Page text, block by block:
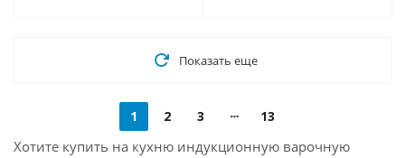
Показать еще
1 2 3 13
Хотите купить на кухню индукционную варочную